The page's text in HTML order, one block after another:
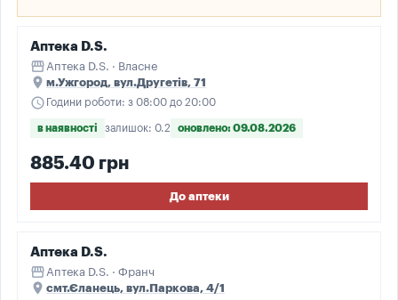
Аптека D.S.
storefront Аптека D.S. · Власне
place м.Ужгород, вул.Другетів, 71
schedule Години роботи: з 08:00 до 20:00
в наявності залишок: 0.2 оновлено: 09.08.2026
885.40 грн
До аптеки
Аптека D.S.
storefront Аптека D.S. · Франч
place смт.Єланець, вул.Паркова, 4/1